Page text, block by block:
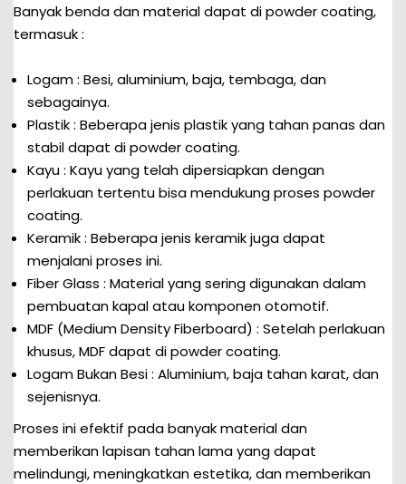
Banyak benda dan material dapat di powder coating,
termasuk :
Logam : Besi, aluminium, baja, tembaga, dan
sebagainya.
Plastik : Beberapa jenis plastik yang tahan panas dan
stabil dapat di powder coating.
Kayu : Kayu yang telah dipersiapkan dengan
perlakuan tertentu bisa mendukung proses powder
coating.
Keramik : Beberapa jenis keramik juga dapat
menjalani proses ini.
Fiber Glass : Material yang sering digunakan dalam
pembuatan kapal atau komponen otomotif.
MDF (Medium Density Fiberboard) : Setelah perlakuan
khusus, MDF dapat di powder coating.
Logam Bukan Besi : Aluminium, baja tahan karat, dan
sejenisnya.
Proses ini efektif pada banyak material dan
memberikan lapisan tahan lama yang dapat
melindungi, meningkatkan estetika, dan memberikan